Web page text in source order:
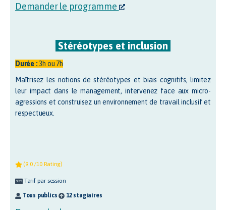
Demander le programme
Stéréotypes et inclusion
Durée :3h ou 7h
Maîtrisez les notions de stéréotypes et biais cognitifs, limitez
leur impact dans le management, intervenez face aux micro-
agressions et construisez un environnement de travail inclusif et
respectueux.
(9.0 /10 Rating)
Tarif par session
Tous publics 12 stagiaires